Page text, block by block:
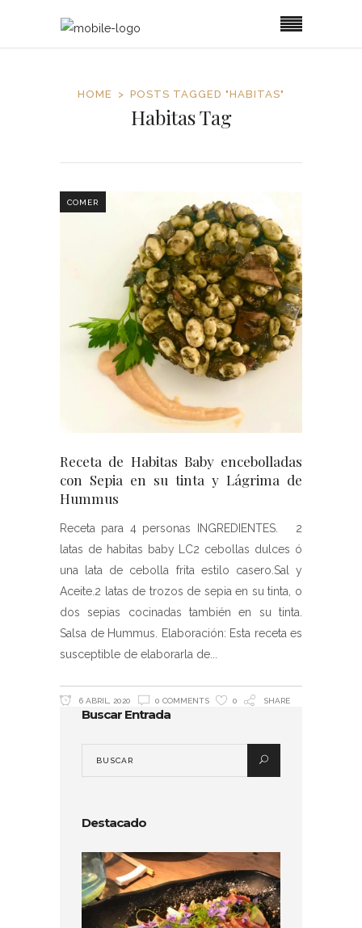
HOME POSTS TAGGED "HABITAS"
Habitas Tag
COMER
Receta de Habitas Baby encebolladas
con Sepia en su tinta y Lágrima de
Hummus
Receta para 4 personas INGREDIENTES. 2
latas de habitas baby LC​​​ 2 cebollas dulces ó
una lata de cebolla frita estilo casero.​​​​ Sal y
Aceite.​​ 2 latas de trozos de sepia en su tinta, o
dos sepias cocinadas también en su tinta.​​
Salsa de Hummus​​​​​​​​​​​​​. Elaboración: Esta receta es
susceptible de elaborarla de
6 ABRIL, 2020 0 COMMENTS 0 SHARE
Buscar Entrada
Destacado